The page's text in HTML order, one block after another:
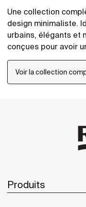
Une collection
design minimaliste.
urbains, élégants et
conçues pour avoir
leur résistance et
corrosion. Les
facilement fixés
Voir la collection
Produits